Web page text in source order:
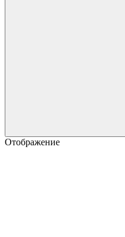
Отображение